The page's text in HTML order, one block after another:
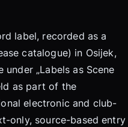
label, recorded as a
catalogue) in Osijek,
„Labels as Scene
as part of the
electronic and club-
only, source-based entry